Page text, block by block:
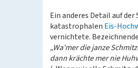
Ein anderes Detail auf
katastrophalen Eis-
vernichtete.
„Wa'mer die janze
dann krächte mer nie